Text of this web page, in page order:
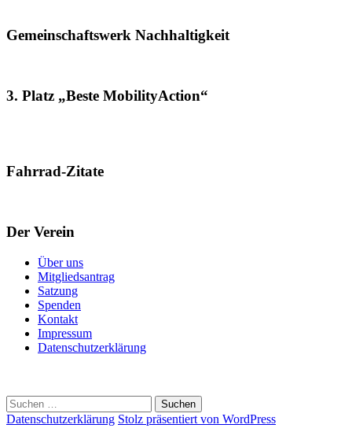
Gemeinschaftswerk Nachhaltigkeit
3. Platz „Beste MobilityAction“
Fahrrad-Zitate
Der Verein
Über uns
Mitgliedsantrag
Satzung
Spenden
Kontakt
Impressum
Datenschutzerklärung
Suchen
nach:
Datenschutzerklärung Stolz präsentiert von WordPress